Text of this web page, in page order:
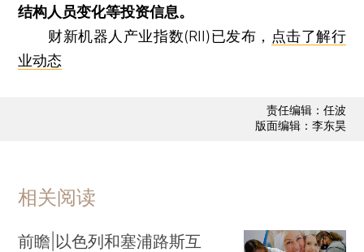
结构人员变化等投资信息。
财新机器人产业指数(RII)已发布， 点击了解行
业动态
责任编辑：任波
版面编辑：李东昊
相关阅读
前瞻|以色列和塞浦路斯互